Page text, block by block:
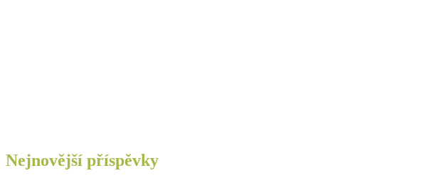
Nejnovější příspěvky